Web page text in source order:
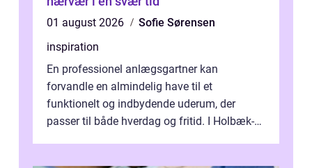
01 august 2026
Sofie Sørensen
inspiration
En professionel anlægsgartner kan
forvandle en almindelig have til et
funktionelt og indbydende uderum, der
passer til både hverdag og fritid. I Holbæk-